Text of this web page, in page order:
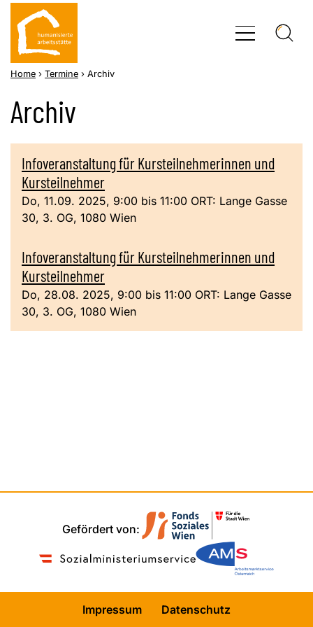
Skip
to
content
Home › Termine › Archiv
Archiv
Infoveranstaltung für Kursteilnehmerinnen und
Kursteilnehmer
Do, 11.09. 2025, 9:00 bis 11:00 ORT: Lange Gasse
30, 3. OG, 1080 Wien
Infoveranstaltung für Kursteilnehmerinnen und
Kursteilnehmer
Do, 28.08. 2025, 9:00 bis 11:00 ORT: Lange Gasse
30, 3. OG, 1080 Wien
Gefördert von:
Impressum Datenschutz